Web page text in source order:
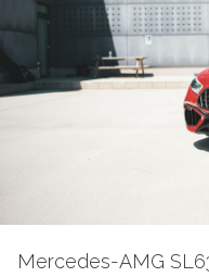
Mercedes-AMG